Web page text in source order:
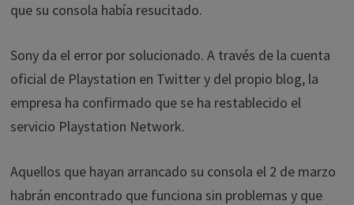
que su consola había resucitado.
Sony da el error por solucionado. A través de la cuenta
oficial de Playstation en Twitter y del propio blog, la
empresa ha confirmado que se ha restablecido el
servicio Playstation Network.
Aquellos que hayan arrancado su consola el 2 de marzo
habrán encontrado que funciona sin problemas y que